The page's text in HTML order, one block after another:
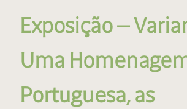
Exposição —
Uma
Portuguesa, as